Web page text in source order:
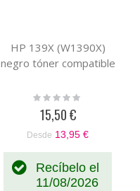
HP 139X (W1390X)
negro tóner compatible
Rating:
15,50 €
Desde 13,95 €
Recíbelo el
11/08/2026